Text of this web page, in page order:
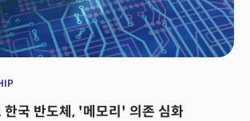
realize that their role is at best as a helper. The
their efforts won't be determined by the amount
efficacy of the companies' R&D efforts."A
its supply chain. China has now localized much
semiconductor supremacy in the emerging
한국 반도체, '메모리' 의존 심화